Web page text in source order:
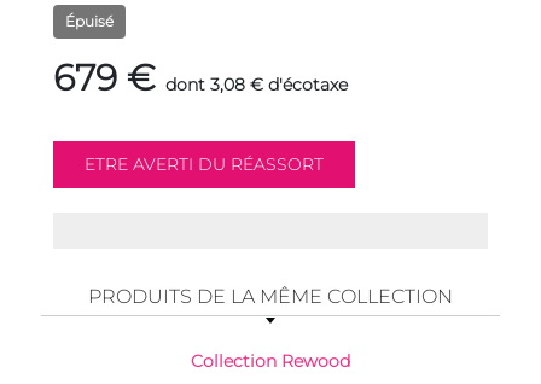
Épuisé
679 € dont 3,08 € d'écotaxe
PRODUITS DE LA MÊME COLLECTION
Collection Rewood